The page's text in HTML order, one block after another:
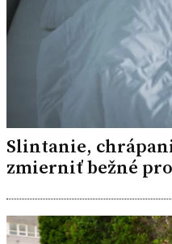
Slintanie,
zmierniť bežné